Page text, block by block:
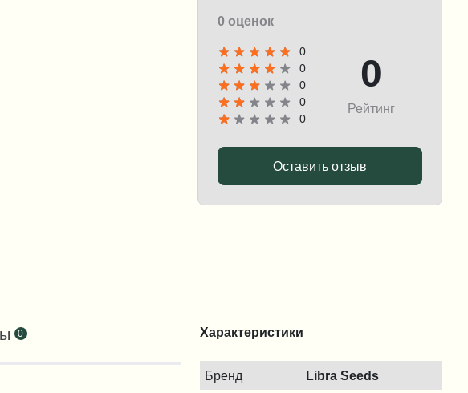
0 оценок
0
0
0
0
0
0
Рейтинг
Оставить отзыв
Характеристики
Бренд Libra Seeds
0